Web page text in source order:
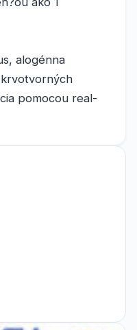
alogénna
pomocou real-